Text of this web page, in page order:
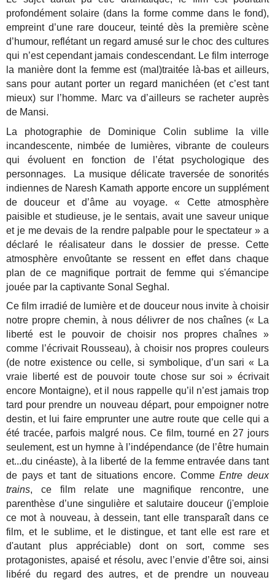
profondément solaire (dans la forme comme dans le fond),
empreint d’une rare douceur, teinté dès la première scène
d’humour, reflétant un regard amusé sur le choc des cultures
qui n’est cependant jamais condescendant. Le film interroge
la manière dont la femme est (mal)traitée là-bas et ailleurs,
sans pour autant porter un regard manichéen (et c’est tant
mieux) sur l’homme. Marc va d’ailleurs se racheter auprès
de Mansi.
La photographie de Dominique Colin sublime la ville
incandescente, nimbée de lumières, vibrante de couleurs
qui évoluent en fonction de l’état psychologique des
personnages. La musique délicate traversée de sonorités
indiennes de Naresh Kamath apporte encore un supplément
de douceur et d’âme au voyage. « Cette atmosphère
paisible et studieuse, je le sentais, avait une saveur unique
et je me devais de la rendre palpable pour le spectateur » a
déclaré le réalisateur dans le dossier de presse. Cette
atmosphère envoûtante se ressent en effet dans chaque
plan de ce magnifique portrait de femme qui s'émancipe
jouée par la captivante Sonal Seghal.
Ce film irradié de lumière et de douceur nous invite à choisir
notre propre chemin, à nous délivrer de nos chaînes (« La
liberté est le pouvoir de choisir nos propres chaînes »
comme l’écrivait Rousseau), à choisir nos propres couleurs
(de notre existence ou celle, si symbolique, d’un sari « La
vraie liberté est de pouvoir toute chose sur soi » écrivait
encore Montaigne), et il nous rappelle qu’il n’est jamais trop
tard pour prendre un nouveau départ, pour empoigner notre
destin, et lui faire emprunter une autre route que celle qui a
été tracée, parfois malgré nous. Ce film, tourné en 27 jours
seulement, est un hymne à l’indépendance (de l’être humain
et...du cinéaste), à la liberté de la femme entravée dans tant
de pays et tant de situations encore. CommeEntre deux
trains, ce film relate une magnifique rencontre, une
parenthèse d’une singulière et salutaire douceur (j'emploie
ce mot à nouveau, à dessein, tant elle transparaît dans ce
film, et le sublime, et le distingue, et tant elle est rare et
d'autant plus appréciable) dont on sort, comme ses
protagonistes, apaisé et résolu, avec l’envie d’être soi, ainsi
libéré du regard des autres, et de prendre un nouveau